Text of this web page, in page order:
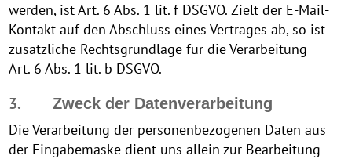
werden, ist Art. 6 Abs. 1 lit. f DSGVO. Zielt der E-Mail-
Kontakt auf den Abschluss eines Vertrages ab, so ist
zusätzliche Rechtsgrundlage für die Verarbeitung
Art. 6 Abs. 1 lit. b DSGVO.
3. Zweck der Datenverarbeitung
Die Verarbeitung der personenbezogenen Daten aus
der Eingabemaske dient uns allein zur Bearbeitung